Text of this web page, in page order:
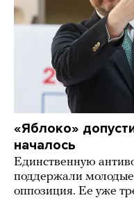
«Яблоко»
началось
Единственную
поддержали
оппозиция. Ее уже